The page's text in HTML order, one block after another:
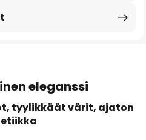
eleganssi
tyylikkäät värit, ajaton